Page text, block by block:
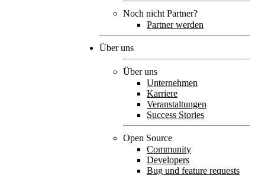
Noch nicht Partner?
Partner werden
Über uns
Über uns
Unternehmen
Karriere
Veranstaltungen
Success Stories
Open Source
Community
Developers
Bug und feature requests